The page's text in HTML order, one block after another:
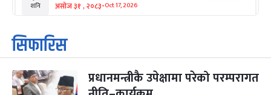
शनि असोज ३१ , २०८३-Oct 17, 2026
१
आइत
कार्तिक सङ्क्रान्ति
कार्तिक १, २०८३
३
मंगल
महानवमी
कार्तिक ३, २०८३-Oct 20, 2026
२ महिना बाँकी
सिफारिस
प्रधानमन्त्रीकै उपेक्षामा परेको परम्परागत